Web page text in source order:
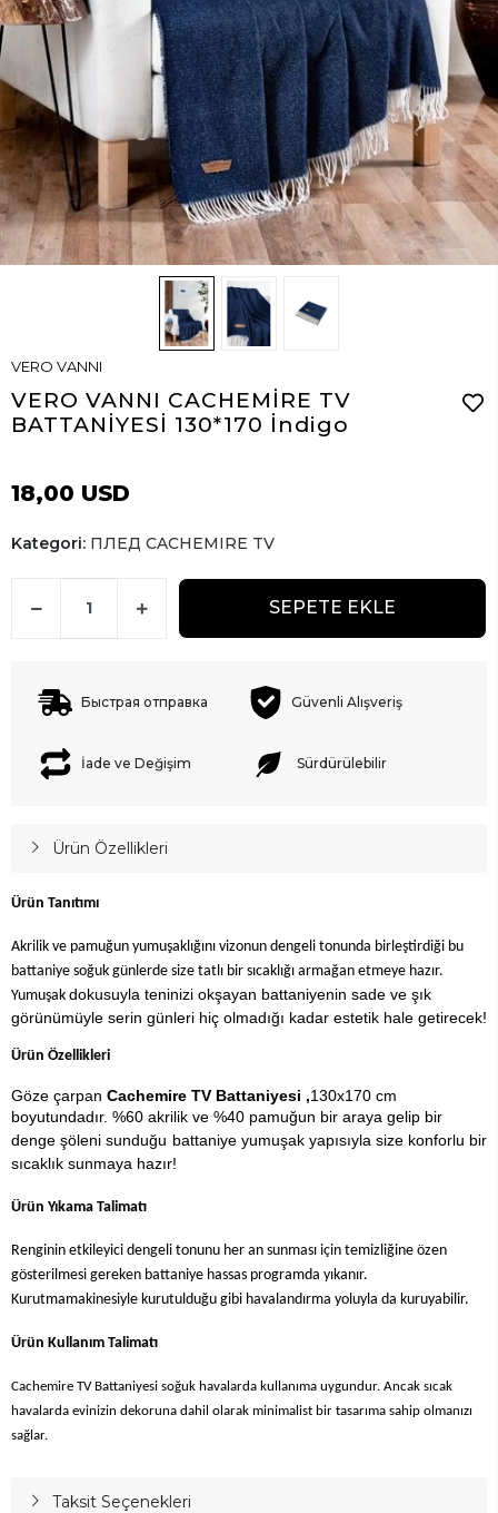
VERO VANNI
VERO VANNI CACHEMİRE TV
BATTANİYESİ 130*170 İndigo
18,00 USD
Kategori: ПЛЕД CACHEMIRE TV
SEPETE EKLE
Быстрая отправка Güvenli Alışveriş
İade ve Değişim Sürdürülebilir
Ürün Özellikleri
Ürün Tanıtımı
Akrilik ve pamuğun yumuşaklığını vizonun dengeli tonunda birleştirdiği bu
battaniye soğuk günlerde size tatlı bir sıcaklığı armağan etmeye hazır.
Yumuşak dokusuyla teninizi okşayan battaniyenin sade ve şık
görünümüyle serin günleri hiç olmadığı kadar estetik hale getirecek!
Ürün Özellikleri
Göze çarpan Cachemire TV Battaniyesi ,130x170 cm
boyutundadır. %60 akrilik ve %40 pamuğun bir araya gelip bir
denge şöleni sunduğu battaniye yumuşak yapısıyla size konforlu bir
sıcaklık sunmaya hazır!
Ürün Yıkama Talimatı
Renginin etkileyici dengeli tonunu her an sunması için temizliğine özen
gösterilmesi gereken battaniye hassas programda yıkanır.
Kurutmamakinesiyle kurutulduğu gibi havalandırma yoluyla da kuruyabilir.
Ürün Kullanım Talimatı
Cachemire TV Battaniyesi soğuk havalarda kullanıma uygundur. Ancak sıcak
havalarda evinizin dekoruna dahil olarak minimalist bir tasarıma sahip olmanızı
sağlar.
Taksit Seçenekleri